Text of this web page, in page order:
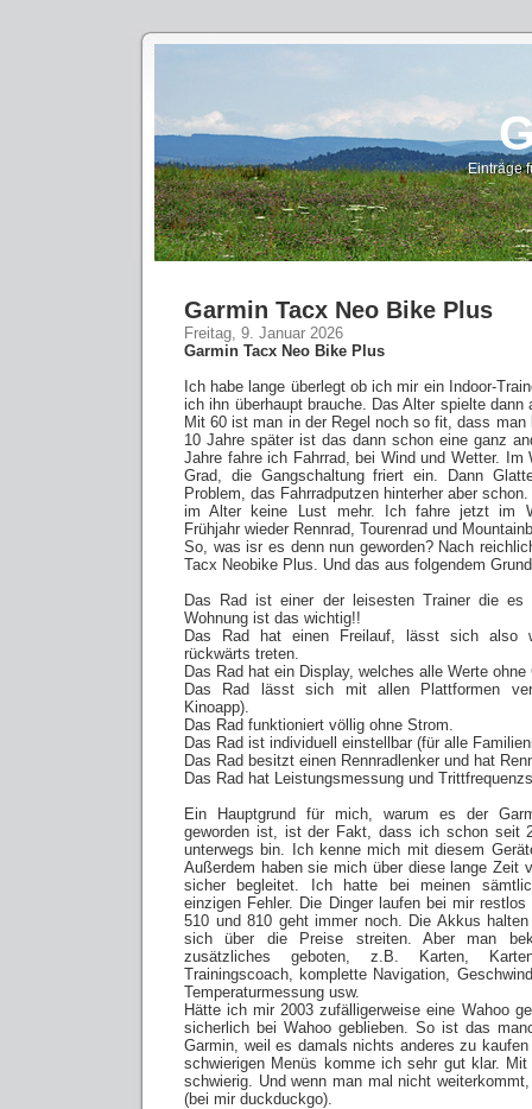
Einträge
Garmin Tacx Neo Bike Plus
Freitag, 9. Januar 2026
Garmin Tacx Neo Bike Plus
Ich habe lange überlegt ob ich mir ein Indoor-
ich ihn überhaupt brauche. Das Alter spielte dann
Mit 60 ist man in der Regel noch so fit, dass man
10 Jahre später ist das dann schon eine ganz
Jahre fahre ich Fahrrad, bei Wind und Wetter. Im
Grad, die Gangschaltung friert ein. Dann
Problem, das Fahrradputzen hinterher aber
im Alter keine Lust mehr. Ich fahre jetzt im
Frühjahr wieder Rennrad, Tourenrad und
So, was isr es denn nun geworden? Nach
Tacx Neobike Plus. Und das aus folgendem
Das Rad ist einer der leisesten Trainer die
Wohnung ist das wichtig!!
Das Rad hat einen Freilauf, lässt sich also
rückwärts treten.
Das Rad hat ein Display, welches alle Werte
Das Rad lässt sich mit allen Plattformen
Kinoapp).
Das Rad funktioniert völlig ohne Strom.
Das Rad ist individuell einstellbar (für alle
Das Rad besitzt einen Rennradlenker und hat
Das Rad hat Leistungsmessung und
Ein Hauptgrund für mich, warum es der
geworden ist, ist der Fakt, dass ich schon seit
unterwegs bin. Ich kenne mich mit diesem
Außerdem haben sie mich über diese lange Zeit
sicher begleitet. Ich hatte bei meinen
einzigen Fehler. Die Dinger laufen bei mir
510 und 810 geht immer noch. Die Akkus
sich über die Preise streiten. Aber man
zusätzliches geboten, z.B. Karten,
Trainingscoach, komplette Navigation,
Temperaturmessung usw.
Hätte ich mir 2003 zufälligerweise eine Wahoo
sicherlich bei Wahoo geblieben. So ist das
Garmin, weil es damals nichts anderes zu
schwierigen Menüs komme ich sehr gut klar.
schwierig. Und wenn man mal nicht
(bei mir duckduckgo).